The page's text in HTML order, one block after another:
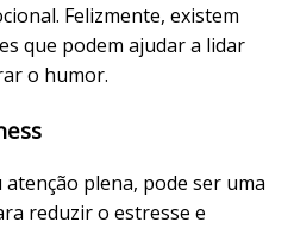
Felizmente, existem
que podem ajudar a lidar
o humor.
plena, pode ser uma
reduzir o estresse e